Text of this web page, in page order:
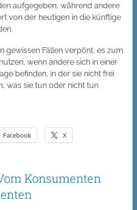
aufgegeben, während andere
von der heutigen in die künftige
gewissen Fällen verpönt, es zum
wenn andere sich in einer
befinden, in der sie nicht frei
was sie tun oder nicht tun
Facebook X
Konsumenten